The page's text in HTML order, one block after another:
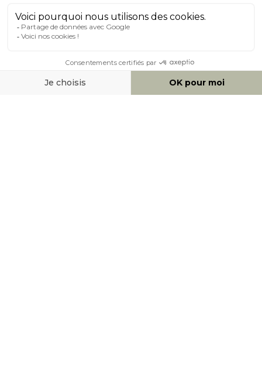
À PROPOS DE MILIBOO